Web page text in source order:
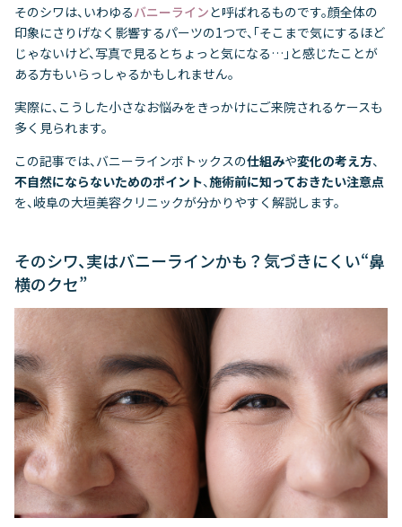
そのシワは、いわゆるバニーラインと呼ばれるものです。顔全体の
印象にさりげなく影響するパーツの1つで、「そこまで気にするほど
じゃないけど、写真で見るとちょっと気になる…」と感じたことが
ある方もいらっしゃるかもしれません。
実際に、こうした小さなお悩みをきっかけにご来院されるケースも
多く見られます。
この記事では、バニーラインボトックスの仕組みや変化の考え方、
不自然にならないためのポイント、施術前に知っておきたい注意点
を、岐阜の大垣美容クリニックが分かりやすく解説します。
そのシワ、実はバニーラインかも？気づきにくい“鼻
横のクセ”